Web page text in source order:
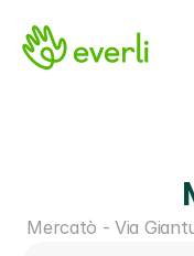
Mercatò - Via